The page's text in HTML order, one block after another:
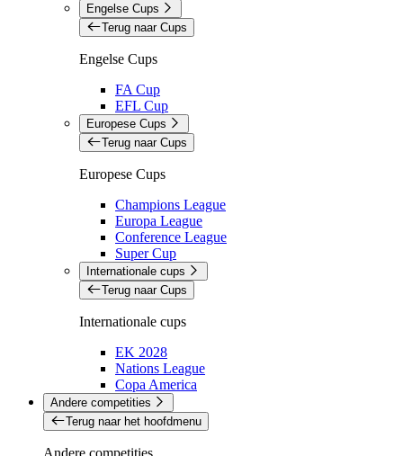
Engelse Cups
Terug naar Cups
Engelse Cups
FA Cup
EFL Cup
Europese Cups
Terug naar Cups
Europese Cups
Champions League
Europa League
Conference League
Super Cup
Internationale cups
Terug naar Cups
Internationale cups
EK 2028
Nations League
Copa America
Andere competities
Terug naar het hoofdmenu
Andere competities